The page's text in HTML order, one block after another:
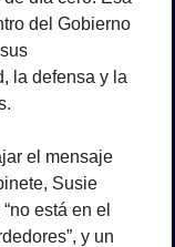
del Gobierno
la defensa y la
el mensaje
Susie
está en el
y un